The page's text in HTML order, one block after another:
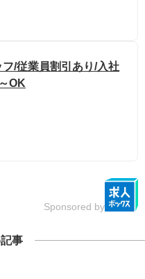
/従業員割引あり/入社
OK
Sponsored by
事